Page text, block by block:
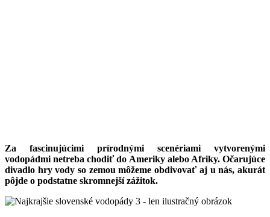
Za fascinujúcimi prírodnými scenériami vytvorenými
vodopádmi netreba chodiť do Ameriky alebo Afriky. Očarujúce
divadlo hry vody so zemou môžeme obdivovať aj u nás, akurát
pôjde o podstatne skromnejší zážitok.